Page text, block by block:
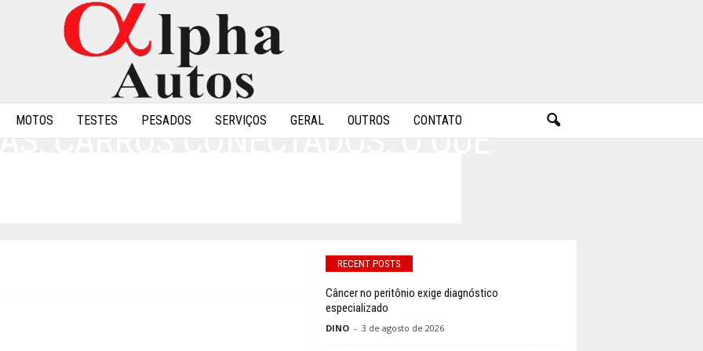
MOTOS TESTES PESADOS SERVIÇOS GERAL OUTROS CONTATO
CARROS CONECTADOS: O QUE
RECENT POSTS
Câncer no peritônio exige diagnóstico
especializado
DINO - 3 de agosto de 2026